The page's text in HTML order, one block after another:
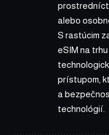
alebo
S rastúcim
eSIM na
prístupom,
a
technológií.